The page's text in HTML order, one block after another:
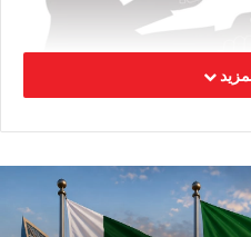
لكنها شخّصت حينها